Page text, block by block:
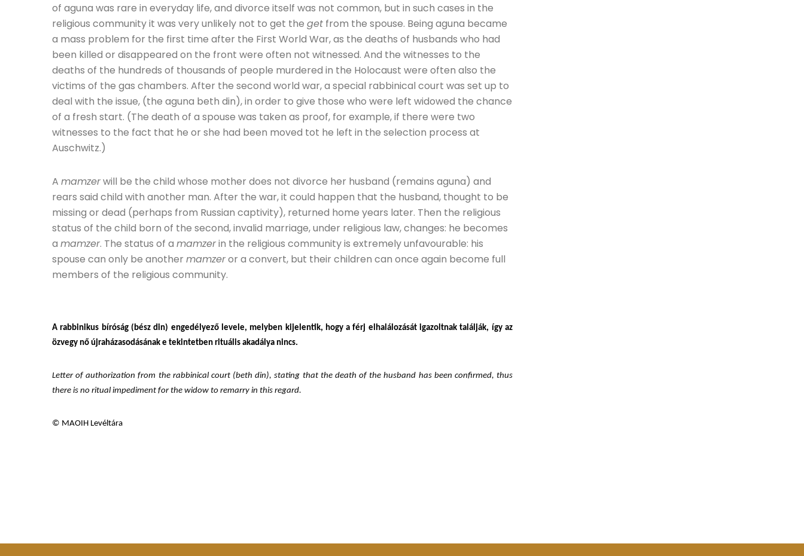
of aguna was rare in everyday life, and divorce itself was not common, but in such cases in the
religious community it was very unlikely not to get the get from the spouse. Being aguna became
a mass problem for the first time after the First World War, as the deaths of husbands who had
been killed or disappeared on the front were often not witnessed. And the witnesses to the
deaths of the hundreds of thousands of people murdered in the Holocaust were often also the
victims of the gas chambers. After the second world war, a special rabbinical court was set up to
deal with the issue, (the aguna beth din), in order to give those who were left widowed the chance
of a fresh start. (The death of a spouse was taken as proof, for example, if there were two
witnesses to the fact that he or she had been moved tot he left in the selection process at
Auschwitz.)
A mamzerwill be the child whose mother does not divorce her husband (remains aguna) and
rears said child with another man. After the war, it could happen that the husband, thought to be
missing or dead (perhaps from Russian captivity), returned home years later. Then the religious
status of the child born of the second, invalid marriage, under religious law, changes: he becomes
a mamzer. The status of a mamzerin the religious community is extremely unfavourable: his
spouse can only be another mamzeror a convert, but their children can once again become full
members of the religious community.
A rabbinikus bíróság (bész din) engedélyező levele, melyben kijelentik, hogy a férj elhalálozását igazoltnak találják, így az
özvegy nő újraházasodásának e tekintetben rituális akadálya nincs.
Letter of authorization from the rabbinical court (beth din), stating that the death of the husband has been confirmed, thus
there is no ritual impediment for the widow to remarry in this regard.
© MAOIH Levéltára